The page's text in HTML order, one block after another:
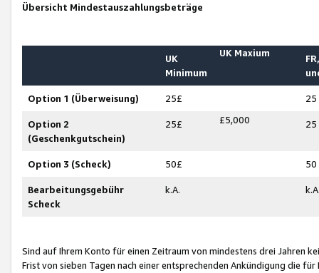
Übersicht Mindestauszahlungsbeträge
UK
Minimum
UK Maxium
Option 1 (Überweisung) 25£ 25
Option 2
(Geschenkgutschein)
25£ £5,000 25
Option 3 (Scheck) 50£ 50
Bearbeitungsgebühr
Scheck
k.A.
Sind auf Ihrem Konto für einen Zeitraum von mindestens drei Jahren
Frist von sieben Tagen nach einer entsprechenden Ankündigung die